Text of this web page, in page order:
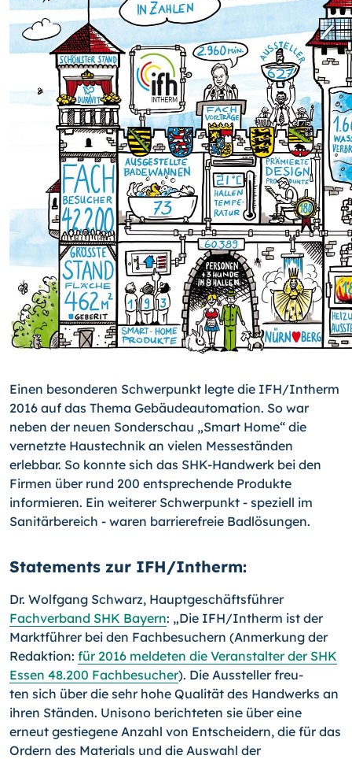
Einen besonderen Schwerpunkt legte die IFH/Intherm
2016 auf das Thema Gebäude­automation. So war
neben der neuen Sonderschau „Smart Home“ die
vernetzte Haus­technik an vielen Messeständen
erlebbar. So konnte sich das SHK-Handwerk bei den
Firmen über rund 200 entsprechende Produkte
informieren. Ein weiterer Schwerpunkt - speziell im
Sanitärbereich - waren barrierefreie Badlösungen.
Statements zur IFH/Intherm:
Dr. Wolfgang Schwarz, Hauptgeschäftsführer
Fachverband SHK Bayern: „Die IFH/In­therm ist der
Marktführer bei den Fachbesuchern (Anmerkung der
Redaktion: für 2016 meldeten die Veranstalter der SHK
Essen 48.200 Fachbesucher). Die Aussteller freu­
ten sich über die sehr hohe Qualität des Handwerks an
ihren Ständen. Unisono berich­teten sie über eine
erneut gestiegene Anzahl von Entscheidern, die für das
Ordern des Materials und die Auswahl der